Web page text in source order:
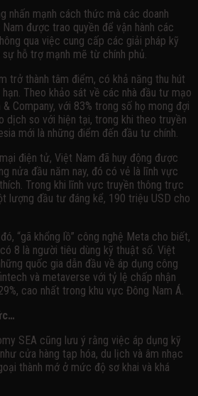
nhấn mạnh cách thức mà các doanh
được trao quyền để vận hành các
qua việc cung cấp các giải pháp kỹ
hỗ trợ mạnh mẽ từ chính phủ.
trở thành tâm điểm, có khả năng thu hút
Theo khảo sát về các nhà đầu tư mạo
Company, với 83% trong số họ mong đợi
dịch so với hiện tại, trong khi theo truyền
mới là những điểm đến đầu tư chính.
điện tử, Việt Nam đã huy động được
nửa đầu năm nay, đó có vẻ là lĩnh vực
Trong khi lĩnh vực truyền thông trực
lượng đầu tư đáng kể, 190 triệu USD cho
“gã khổng lồ” công nghệ Meta cho biết,
8 là người tiêu dùng kỹ thuật số. Việt
quốc gia dẫn đầu về áp dụng công
và metaverse với tỷ lệ chấp nhận
cao nhất trong khu vực Đông Nam Á.
SEA cũng lưu ý rằng việc áp dụng kỹ
cửa hàng tạp hóa, du lịch và âm nhạc
thành mớ ở mức độ sơ khai và khá